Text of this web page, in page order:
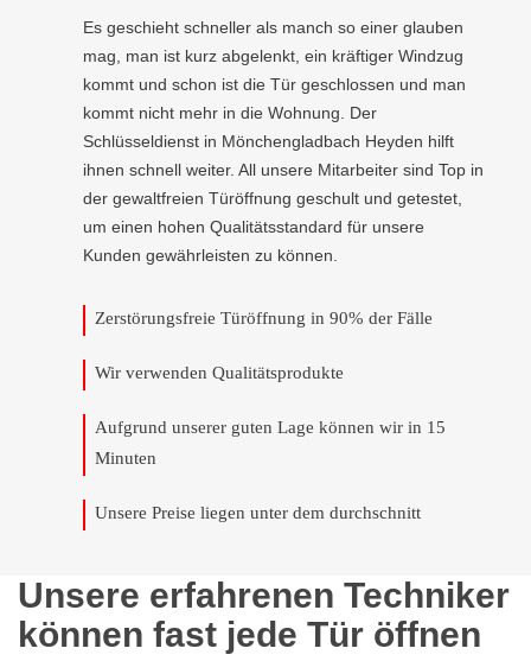
Es geschieht schneller als manch so einer glauben
mag, man ist kurz abgelenkt, ein kräftiger Windzug
kommt und schon ist die Tür geschlossen und man
kommt nicht mehr in die Wohnung. Der
Schlüsseldienst in Mönchengladbach Heyden hilft
ihnen schnell weiter. All unsere Mitarbeiter sind Top in
der gewaltfreien Türöffnung geschult und getestet,
um einen hohen Qualitätsstandard für unsere
Kunden gewährleisten zu können.
Zerstörungsfreie Türöffnung in 90% der Fälle
Wir verwenden Qualitätsprodukte
Aufgrund unserer guten Lage können wir in 15
Minuten
Unsere Preise liegen unter dem durchschnitt
Unsere erfahrenen Techniker
können fast jede Tür öffnen